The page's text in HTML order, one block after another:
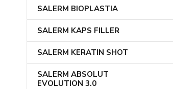
SALERM BIOPLASTIA
SALERM KAPS FILLER
SALERM KERATIN SHOT
SALERM ABSOLUT
EVOLUTION 3.0